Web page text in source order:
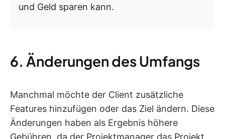
und Geld sparen kann.
6. Änderungen des Umfangs
Manchmal möchte der Client zusätzliche
Features hinzufügen oder das Ziel ändern. Diese
Änderungen haben als Ergebnis höhere